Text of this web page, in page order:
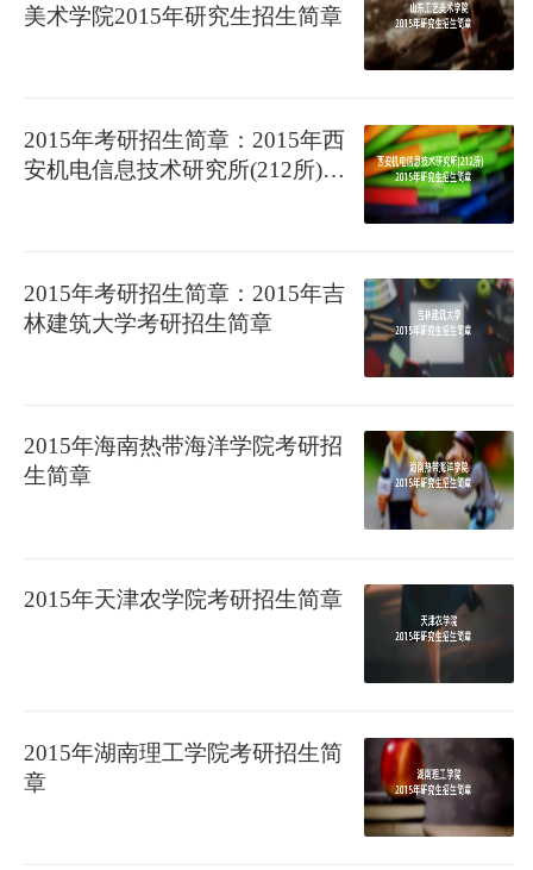
美术学院2015年研究生招生简章
2015年考研招生简章：2015年西
安机电信息技术研究所(212所)考
2015年考研招生简章：2015年吉
林建筑大学考研招生简章
2015年海南热带海洋学院考研招
生简章
2015年天津农学院考研招生简章
2015年湖南理工学院考研招生简
章